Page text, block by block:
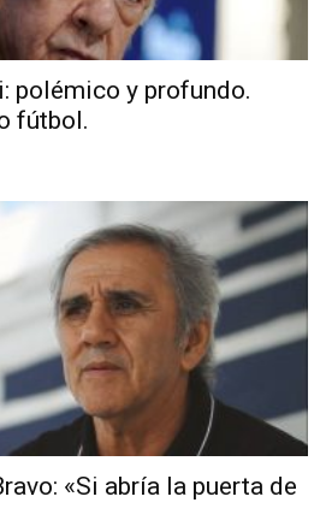
polémico y profundo.
fútbol.
«Si abría la puerta de